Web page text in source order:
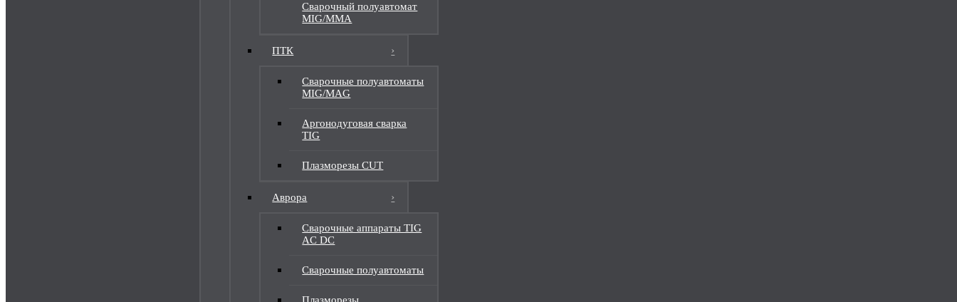
Сварочный полуавтомат
MIG/MMA
ПТК
Сварочные полуавтоматы
MIG/MAG
Аргонодуговая сварка
TIG
Плазморезы CUT
Аврора
Сварочные аппараты TIG
AC DC
Сварочные полуавтоматы